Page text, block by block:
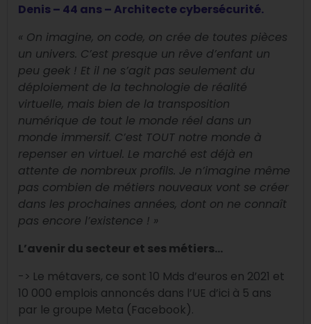
Denis – 44 ans – Architecte cybersécurité.
« On imagine, on code, on crée de toutes pièces
un univers. C’est presque un rêve d’enfant un
peu geek ! Et il ne s’agit pas seulement du
déploiement de la technologie de réalité
virtuelle, mais bien de la transposition
numérique de tout le monde réel dans un
monde immersif. C’est TOUT notre monde à
repenser en virtuel. Le marché est déjà en
attente de nombreux profils. Je n’imagine même
pas combien de métiers nouveaux vont se créer
dans les prochaines années, dont on ne connaît
pas encore l’existence ! »
L’avenir du secteur et ses métiers…
-> Le métavers, ce sont 10 Mds d’euros en 2021 et
10 000 emplois annoncés dans l’UE d’ici à 5 ans
par le groupe Meta (Facebook).